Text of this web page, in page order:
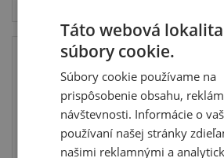
Táto webová
súbory cookie.
Súbory cookie používame na
prispôsobenie obsahu,
návštevnosti. Informácie o
používaní našej stránky
našimi reklamnými a